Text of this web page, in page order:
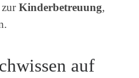
zurKinderbetreuung,
auf